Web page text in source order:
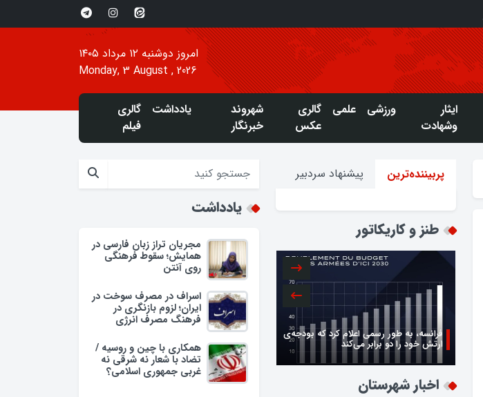
امروز دوشنبه ۱۲ مرداد ۱۴۰۵
Monday, 3 August , 2026
ایثار
وشهادت
ورزشی علمی
گالری
عکس
شهروند
خبرنگار
یادداشت
گالری
فیلم
پربیننده‌ترین پیشنهاد سردبیر
طنز و کاریکاتور
فرانسه، به طور رسمی اعلام کرد که بودجه‌ی
ارتش خود را دو برابر می‌کند
اخبار شهرستان
یادداشت
مجریان تراز زبان فارسی در
همایش؛ سقوط فرهنگی
روی آنتن
اسراف در مصرف سوخت در
ایران؛ لزوم بازنگری در
فرهنگ مصرف انرژی
همکاری با چین و روسیه /
تضاد با شعار نه شرقی نه
غربی جمهوری اسلامی؟